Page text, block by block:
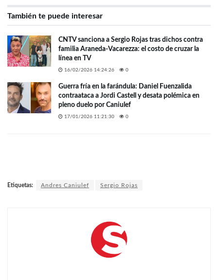
También te puede interesar
CNTV sanciona a Sergio Rojas tras dichos contra
familia Araneda-Vacarezza: el costo de cruzar la
línea en TV
16/02/2026 14:24:26 0
Guerra fría en la farándula: Daniel Fuenzalida
contraataca a Jordi Castell y desata polémica en
pleno duelo por Caniulef
17/01/2026 11:21:30 0
Etiquetas: Andres Caniulef Sergio Rojas